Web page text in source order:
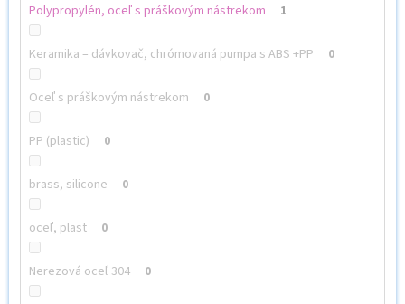
Polypropylén, oceľ s práškovým nástrekom 1
Keramika – dávkovač, chrómovaná pumpa s ABS +PP 0
Oceľ s práškovým nástrekom 0
PP (plastic) 0
brass, silicone 0
oceľ, plast 0
Nerezová oceľ 304 0